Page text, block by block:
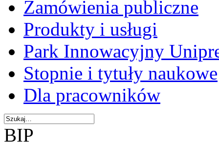
Zamówienia publiczne
Produkty i usługi
Park Innowacyjny
Stopnie i tytuły naukowe
Dla pracowników
BIP